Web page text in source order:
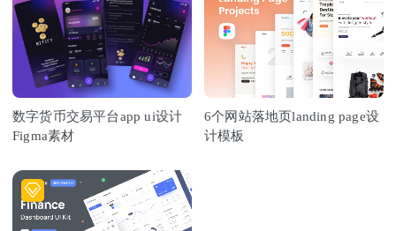
数字货币交易平台app ui设计
Figma素材
6个网站落地页landing page设
计模板